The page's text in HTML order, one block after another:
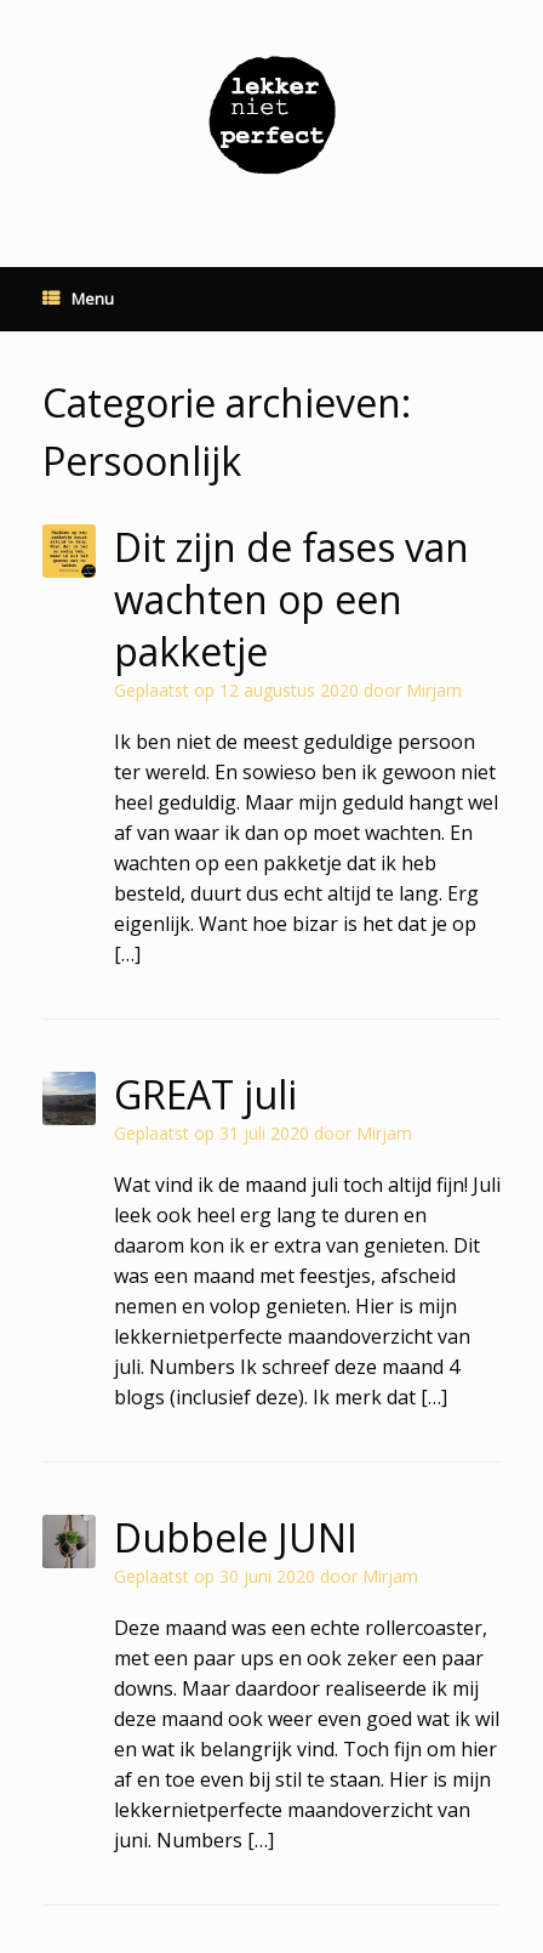
Menu
Categorie archieven:
Persoonlijk
Dit zijn de fases van
wachten op een
pakketje
Geplaatst op 12 augustus 2020 door Mirjam
Ik ben niet de meest geduldige persoon
ter wereld. En sowieso ben ik gewoon niet
heel geduldig. Maar mijn geduld hangt wel
af van waar ik dan op moet wachten. En
wachten op een pakketje dat ik heb
besteld, duurt dus echt altijd te lang. Erg
eigenlijk. Want hoe bizar is het dat je op
[…]
GREAT juli
Geplaatst op 31 juli 2020 door Mirjam
Wat vind ik de maand juli toch altijd fijn! Juli
leek ook heel erg lang te duren en
daarom kon ik er extra van genieten. Dit
was een maand met feestjes, afscheid
nemen en volop genieten. Hier is mijn
lekkernietperfecte maandoverzicht van
juli. Numbers Ik schreef deze maand 4
blogs (inclusief deze). Ik merk dat […]
Dubbele JUNI
Geplaatst op 30 juni 2020 door Mirjam
Deze maand was een echte rollercoaster,
met een paar ups en ook zeker een paar
downs. Maar daardoor realiseerde ik mij
deze maand ook weer even goed wat ik wil
en wat ik belangrijk vind. Toch fijn om hier
af en toe even bij stil te staan. Hier is mijn
lekkernietperfecte maandoverzicht van
juni. Numbers […]